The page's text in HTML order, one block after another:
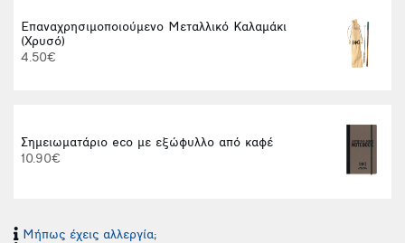
Επαναχρησιμοποιούμενο Μεταλλικό Καλαμάκι
(Χρυσό)
4.50€
Σημειωματάριο eco με εξώφυλλο από καφέ
10.90€
Μήπως έχεις αλλεργία;